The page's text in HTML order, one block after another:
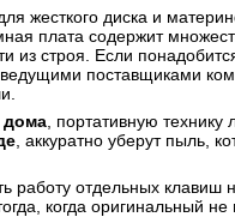
жесткого диска и
плата содержит
строя. Если
поставщиками
дома , портативную
, аккуратно уберут пыль,
работу отдельных
когда оригинальный